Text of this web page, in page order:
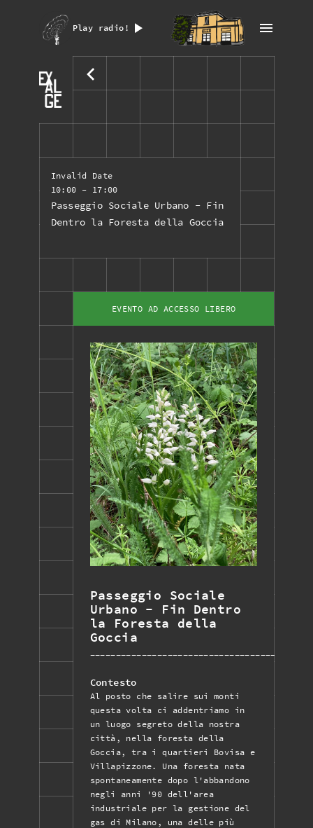
Play radio!
Invalid Date
10:00 - 17:00
Passeggio Sociale Urbano - Fin
Dentro la Foresta della Goccia
EVENTO AD ACCESSO LIBERO
Passeggio Sociale
Urbano - Fin Dentro
la Foresta della
Goccia
Contesto
Al posto che salire sui monti
questa volta ci addentriamo in
un luogo segreto della nostra
città, nella foresta della
Goccia, tra i quartieri Bovisa e
Villapizzone. Una foresta nata
spontaneamente dopo l'abbandono
negli anni '90 dell'area
industriale per la gestione del
gas di Milano, una delle più